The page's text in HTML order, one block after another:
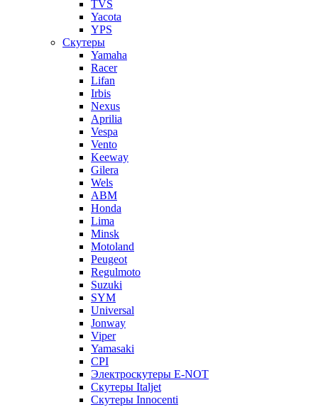
TVS
Yacota
YPS
Скутеры
Yamaha
Racer
Lifan
Irbis
Nexus
Aprilia
Vespa
Vento
Keeway
Gilera
Wels
ABM
Honda
Lima
Minsk
Motoland
Peugeot
Regulmoto
Suzuki
SYM
Universal
Jonway
Viper
Yamasaki
CPI
Электроскутеры E-NOT
Скутеры Italjet
Скутеры Innocenti